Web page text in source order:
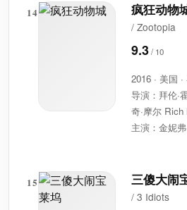
14 疯狂动物
/ Zootopia
9.3
2016 · 美国
导演：拜伦·
奇·摩尔 Rich
主演：金妮弗
15 三傻大闹
/ 3 Idiots